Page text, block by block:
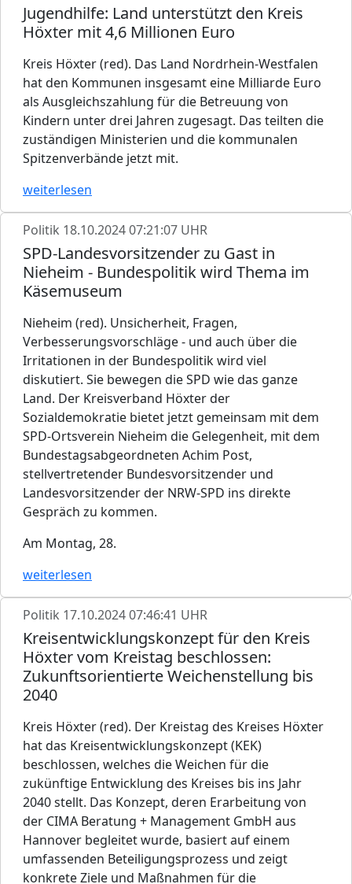
Jugendhilfe: Land unterstützt den Kreis
Höxter mit 4,6 Millionen Euro
Kreis Höxter (red). Das Land Nordrhein-Westfalen
hat den Kommunen insgesamt eine Milliarde Euro
als Ausgleichszahlung für die Betreuung von
Kindern unter drei Jahren zugesagt. Das teilten die
zuständigen Ministerien und die kommunalen
Spitzenverbände jetzt mit.
weiterlesen
Politik 18.10.2024 07:21:07 UHR
SPD-Landesvorsitzender zu Gast in
Nieheim - Bundespolitik wird Thema im
Käsemuseum
Nieheim (red). Unsicherheit, Fragen,
Verbesserungsvorschläge - und auch über die
Irritationen in der Bundespolitik wird viel
diskutiert. Sie bewegen die SPD wie das ganze
Land. Der Kreisverband Höxter der
Sozialdemokratie bietet jetzt gemeinsam mit dem
SPD-Ortsverein Nieheim die Gelegenheit, mit dem
Bundestagsabgeordneten Achim Post,
stellvertretender Bundesvorsitzender und
Landesvorsitzender der NRW-SPD ins direkte
Gespräch zu kommen.
Am Montag, 28.
weiterlesen
Politik 17.10.2024 07:46:41 UHR
Kreisentwicklungskonzept für den Kreis
Höxter vom Kreistag beschlossen:
Zukunftsorientierte Weichenstellung bis
2040
Kreis Höxter (red). Der Kreistag des Kreises Höxter
hat das Kreisentwicklungskonzept (KEK)
beschlossen, welches die Weichen für die
zukünftige Entwicklung des Kreises bis ins Jahr
2040 stellt. Das Konzept, deren Erarbeitung von
der CIMA Beratung + Management GmbH aus
Hannover begleitet wurde, basiert auf einem
umfassenden Beteiligungsprozess und zeigt
konkrete Ziele und Maßnahmen für die